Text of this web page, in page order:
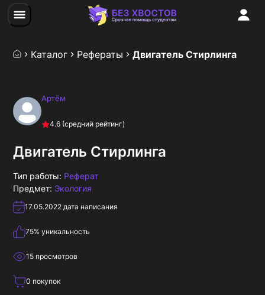
Каталог Рефераты Двигатель Стирлинга
Артём
4.6 (средний рейтинг)
Двигатель Стирлинга
Тип работы: Реферат
Предмет: Экология
17.05.2022 дата написания
75% уникальность
15 просмотров
0 покупок